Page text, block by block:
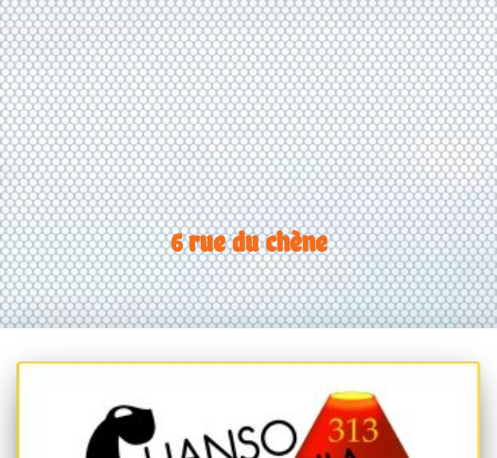
6 rue du chène